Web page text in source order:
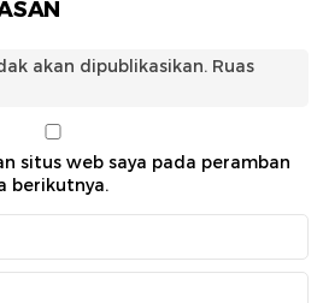
akan dipublikasikan. Ruas
situs web saya pada peramban
berikutnya.